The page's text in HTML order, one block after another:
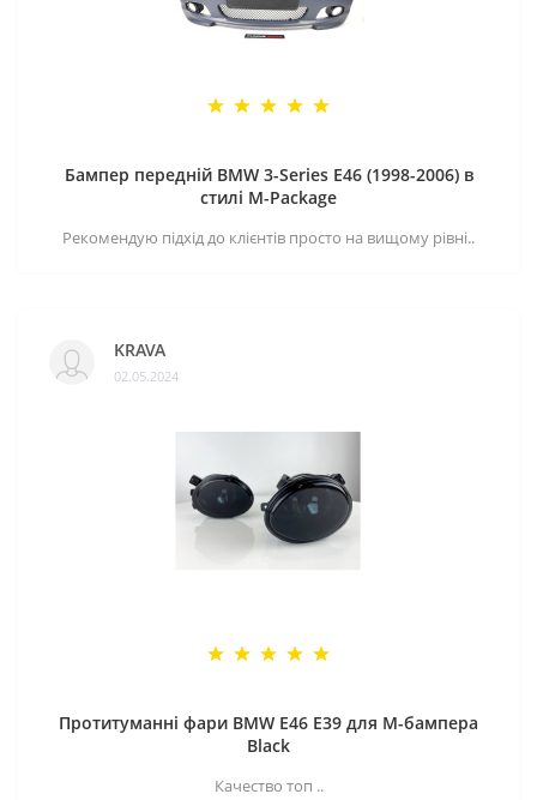
Бампер передній BMW 3-Series E46 (1998-2006) в
стилі M-Package
Рекомендую підхід до клієнтів просто на вищому рівні..
KRAVA
02.05.2024
Протитуманні фари BMW E46 E39 для M-бампера
Black
Качество топ ..